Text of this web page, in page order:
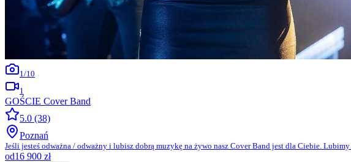
1 /10
1
GOŚCIE Cover Band
5.0 (38)
Poznań
Jeśli jesteś odważna / odważny i lubisz dobrą muzykę na żywo nasz Cover Band jest dla Ciebie.
od16 900 zł